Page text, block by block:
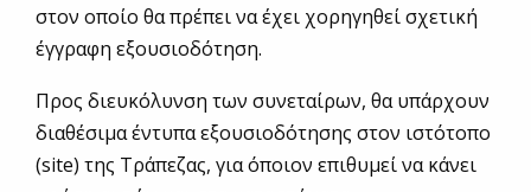
στον οποίο θα πρέπει να έχει χορηγηθεί σχετική
έγγραφη εξουσιοδότηση.
Προς διευκόλυνση των συνεταίρων, θα υπάρχουν
διαθέσιμα έντυπα εξουσιοδότησης στον ιστότοπο
(site) της Τράπεζας, για όποιον επιθυμεί να κάνει